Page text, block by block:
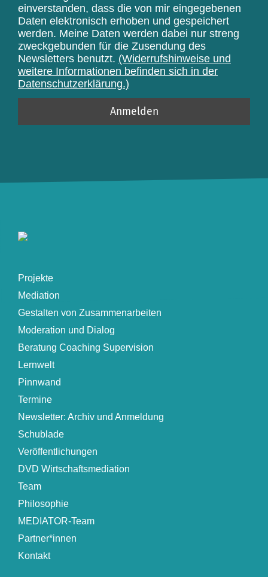
einverstanden, dass die von mir eingegebenen
Daten elektronisch erhoben und gespeichert
werden. Meine Daten werden dabei nur streng
zweckgebunden für die Zusendung des
Newsletters benutzt. (Widerrufshinweise und
weitere Informationen befinden sich in der
Datenschutzerklärung.)
Projekte
Mediation
Gestalten von Zusammenarbeiten
Moderation und Dialog
Beratung Coaching Supervision
Lernwelt
Pinnwand
Termine
Newsletter: Archiv und Anmeldung
Schublade
Veröffentlichungen
DVD Wirtschaftsmediation
Team
Philosophie
MEDIATOR-Team
Partner*innen
Kontakt